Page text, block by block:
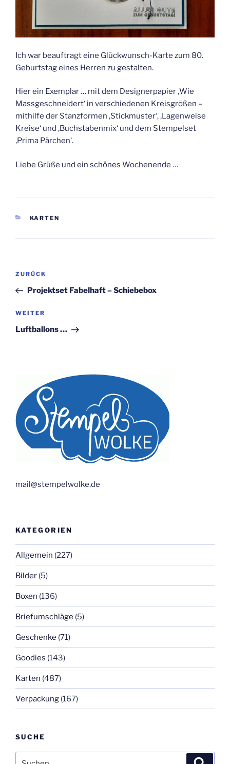
Ich war beauftragt eine Glückwunsch-Karte zum 80.
Geburtstag eines Herren zu gestalten.
Hier ein Exemplar … mit dem Designerpapier ‚Wie
Massgeschneidert‘ in verschiedenen Kreisgrößen –
mithilfe der Stanzformen ‚Stickmuster‘, ‚Lagenweise
Kreise‘ und ‚Buchstabenmix‘ und dem Stempelset
‚Prima Pärchen‘.
Liebe Grüße und ein schönes Wochenende …
KATEGORIEN
KARTEN
Beitragsnavigation
Vorheriger
Beitrag
ZURÜCK
Projektset Fabelhaft – Schiebebox
Nächster
Beitrag
WEITER
Luftballons …
mail@stempelwolke.de
KATEGORIEN
Allgemein (227)
Bilder (5)
Boxen (136)
Briefumschläge (5)
Geschenke (71)
Goodies (143)
Karten (487)
Verpackung (167)
SUCHE